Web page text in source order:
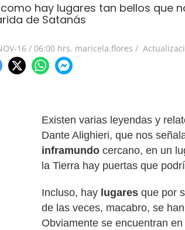
hay lugares tan bellos que
de Satanás
16 / 06:00 hrs. maricela.flores /
Existen varias leyendas y
Dante Alighieri, que nos
inframundo cercano, en un
la Tierra hay puertas que
Incluso, hay lugares que por
de las veces, macabro, se
Obviamente se encuentran